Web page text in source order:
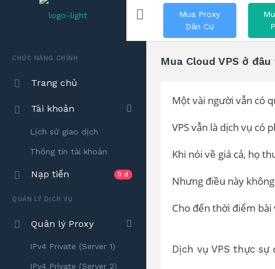
Mua Proxy
Dân Cư
CHỨC NĂNG CHÍNH
Trang chủ
Tài khoản
Lịch sử giao dịch
Thông tin tài khoản
0 đ
Nạp tiền
QUẢN LÝ DỊCH VỤ
Quản lý Proxy
IPv4 Private (Server 1)
IPv4 Private (Server 2)
Mua Cloud VPS ở
Một vài người vẫn có
VPS vẫn là dịch vụ có
Khi nói về giá cả, họ
Nhưng điều này
Cho đến thời điểm
Dịch vụ VPS thực